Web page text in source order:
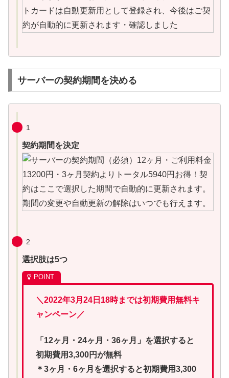
サーバーの契約期間を決める
1
契約期間を決定
2
選択肢は5つ
＼2022年3月24日18時までは初期費用無料キ
ャンペーン／
「12ヶ月・24ヶ月・36ヶ月」を選択すると
初期費用3,300円が無料
＊3ヶ月・6ヶ月を選択すると初期費用3,300